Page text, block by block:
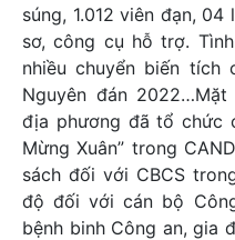
súng, 1.012 viên đạn,
sơ, công cụ hỗ trợ.
nhiều chuyển biến
Nguyên đán
địa phương đã tổ chức
Mừng Xuân” trong
sách đối với CBCS
độ đối với cán bộ
bệnh binh Công an, gia